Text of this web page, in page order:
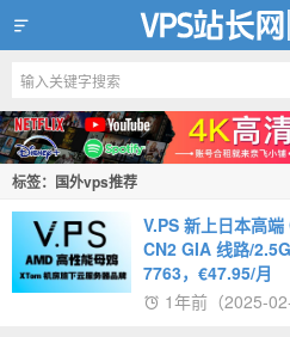
VPS站长网
标签：国外vps推荐
V.PS 新上日本高
CN2 GIA 线路/
7763，€47.95/月
1年前（2025-02-